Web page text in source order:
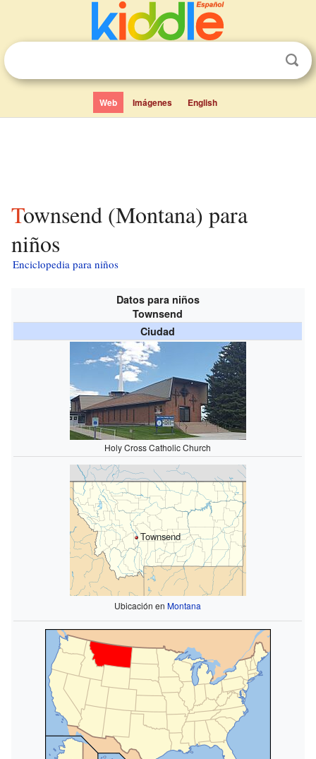
Web Imágenes English
Townsend (Montana) para
niños
Enciclopedia para niños
Datos para niños
Townsend
Ciudad
Holy Cross Catholic Church
Townsend
Ubicación enMontana